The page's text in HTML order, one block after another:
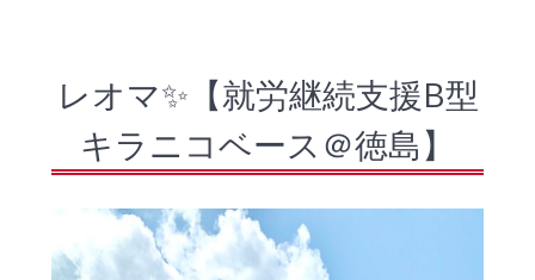
レオマ✨【就労継続支援B型
キラニコベース＠徳島】